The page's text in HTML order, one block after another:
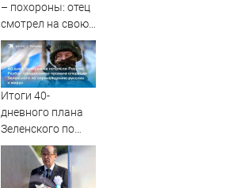
– похороны: отец
смотрел на свою
мертвую 16-
летнюю дочь и не
мог сдержать
слезы
Итоги 40-
дневного плана
Зеленского по
принуждению к
миру: как
ответила Россия,